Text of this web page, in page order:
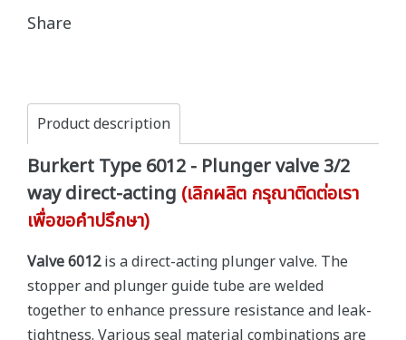
Share
Product description
Burkert Type 6012 - Plunger valve 3/2
way direct-acting (เลิกผลิต กรุณาติดต่อเรา
เพื่อขอคำปรึกษา)
Valve 6012is a direct-acting plunger valve. The
stopper and plunger guide tube are welded
together to enhance pressure resistance and leak-
tightness. Various seal material combinations are